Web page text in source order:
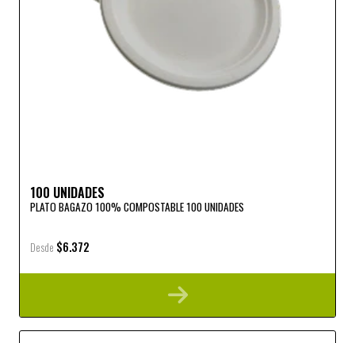
100 UNIDADES
PLATO BAGAZO 100% COMPOSTABLE 100 UNIDADES
Desde $6.372